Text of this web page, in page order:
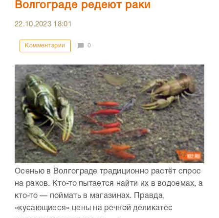
Волгограде редеют раки
22.10.2023 18:01
Комментарии 0
Осенью в Волгограде традиционно растёт спрос
на раков. Кто-то пытается найти их в водоемах, а
кто-то — поймать в магазинах. Правда,
«кусающиеся» цены на речной деликатес